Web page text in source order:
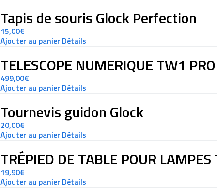
Tapis de souris Glock Perfection
15,00€
Ajouter au panier Détails
TELESCOPE NUMERIQUE TW1
499,00€
Ajouter au panier Détails
Tournevis guidon Glock
20,00€
Ajouter au panier Détails
TRÉPIED DE TABLE POUR
19,90€
Ajouter au panier Détails